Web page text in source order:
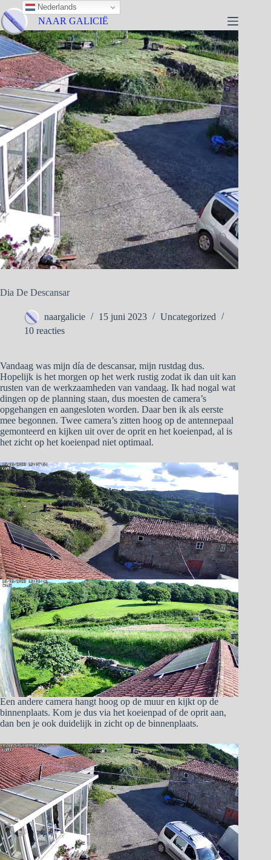
NAAR GALICIË
Dia De Descansar
naargalicie 15 juni 2023
Uncategorized
10 reacties
Vandaag was mijn día de descansar, mijn rustdag dus.
Hopelijk is het morgen op het werk rustig zodat ik dan uit kan
rusten van de werkzaamheden van vandaag. Ik had nogal wat
dingen op de planning staan, dus moesten de camera’s
opgehangen en aangesloten worden. Daar ben ik als eerste
mee begonnen. Twee camera’s zitten hoog op de antennepaal
gemonteerd en kijken uit over de oprit en het koeienpad, al is
het zicht op het koeienpad niet optimaal.
Een andere camera hangt hoog op de muur en kijkt op de
binnenplaats. Kom je dus via het koeienpad of de oprit aan,
dan ben je ook duidelijk in zicht op de binnenplaats.
Nederlands